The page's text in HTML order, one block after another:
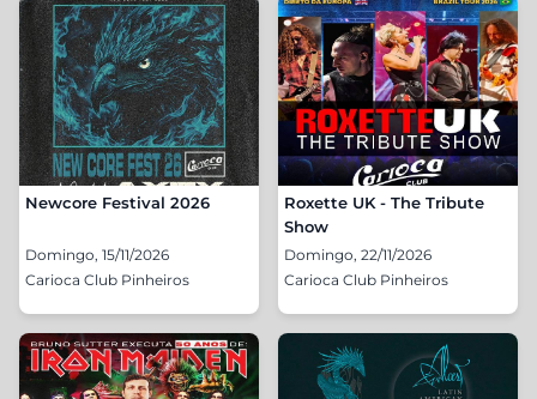
Newcore Festival 2026
Domingo, 15/11/2026
Carioca Club Pinheiros
Roxette UK - The Tribute
Show
Domingo, 22/11/2026
Carioca Club Pinheiros